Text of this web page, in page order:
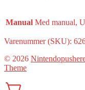
Manual Med manual,
Varenummer (SKU):
© 2026
Theme